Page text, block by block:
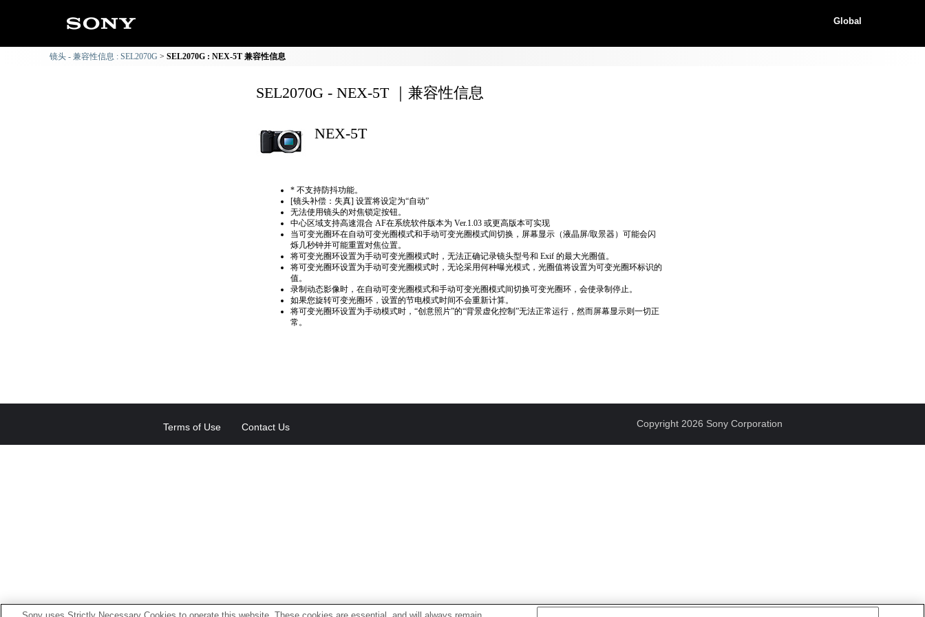
Global
镜头 - 兼容性信息 : SEL2070G SEL2070G : NEX-5T 兼容性信息
SEL2070G - NEX-5T ｜兼容性信息
NEX-5T
* 不支持防抖功能。
[镜头补偿：失真] 设置将设定为“自动”
无法使用镜头的对焦锁定按钮。
中心区域支持高速混合 AF在系统软件版本为 Ver.1.03 或更高版本可实现
当可变光圈环在自动可变光圈模式和手动可变光圈模式间切换，屏幕显示（液晶屏/取景器）可能会闪
烁几秒钟并可能重置对焦位置。
将可变光圈环设置为手动可变光圈模式时，无法正确​​记录镜头型号和 Exif 的最大光圈值。
将可变光圈环设置为手动可变光圈模式时，无论采用何种曝光模式，光圈值将设置为可变光圈环标识的
值。
录制动态影像时，在自动可变光圈模式和手动可变光圈模式间切换可变光圈环，会使录制停止。
如果您旋转可变光圈环，设置的节电模式时间不会重新计算。
将可变光圈环设置为手动模式时，“创意照片”的“背景虚化控制”无法正常运行，然而屏幕显示则一切正
常。
Terms of Use Contact Us Copyright 2026 Sony Corporation